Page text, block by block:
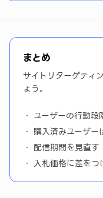
まとめ
サイトリターゲティ
ょう。
ユーザーの行動段
購入済みユーザー
配信期間を見直す
入札価格に差をつ